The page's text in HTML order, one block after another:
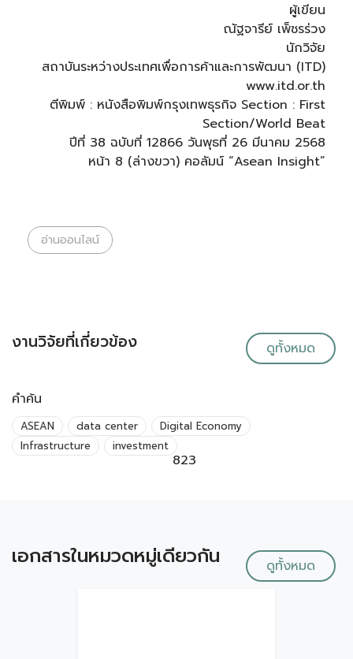
ผู้เขียน
ณัฐจารีย์ เพ็ชรร่วง
นักวิจัย
สถาบันระหว่างประเทศเพื่อการค้าและการพัฒนา (ITD)
www.itd.or.th
ตีพิมพ์ : หนังสือพิมพ์กรุงเทพธุรกิจ Section : First
Section/World Beat
ปีที่ 38 ฉบับที่ 12866 วันพุธที่ 26 มีนาคม 2568
หน้า 8 (ล่างขวา) คอลัมน์ “Asean Insight”
อ่านออนไลน์
งานวิจัยที่เกี่ยวข้อง ดูทั้งหมด
คำค้น
ASEAN data center
Digital Economy
Infrastructure
investment
823
เอกสารในหมวดหมู่เดียวกัน ดูทั้งหมด